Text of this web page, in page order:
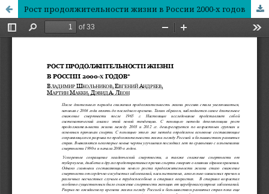
Рост продолжительности жизни в России 2000-х годов